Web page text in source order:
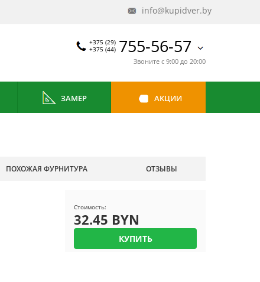
info@kupidver.by
+375 (29)
+375 (44) 755-56-57
Звоните с 9:00 до 20:00
ЗАМЕР АКЦИИ
ПОХОЖАЯ ФУРНИТУРА ОТЗЫВЫ
Стоимость:
32.45 BYN
КУПИТЬ